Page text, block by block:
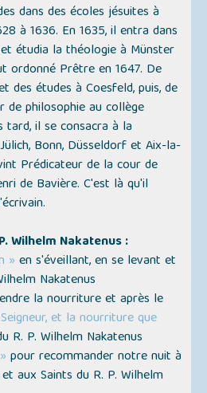
dans des écoles jésuites à
à 1636. En 1635, il entra dans
étudia la théologie à Münster
ordonné Prêtre en 1647. De
des études à Coesfeld, puis, de
de philosophie au collège
tard, il se consacra à la
Bonn, Düsseldorf et Aix-la-
Prédicateur de la cour de
de Bavière. C'est là qu'il
Wilhelm Nakatenus :
» en s'éveillant, en se levant et
Nakatenus
la nourriture et après le
et la nourriture que
R. P. Wilhelm Nakatenus
pour recommander notre nuit à
aux Saints du R. P. Wilhelm